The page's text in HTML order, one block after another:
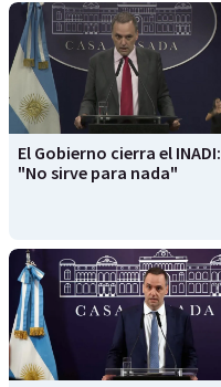
El Gobierno cierra el INADI:
"No sirve para nada"